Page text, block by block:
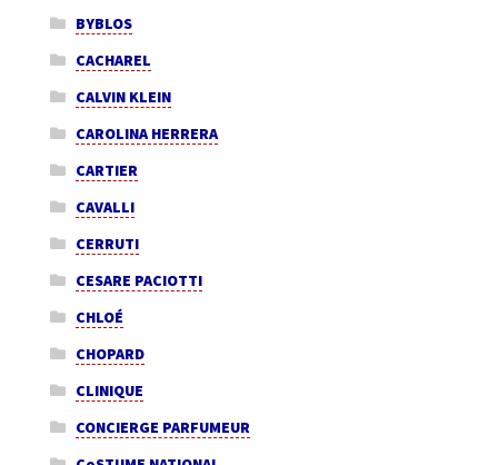
BYBLOS
CACHAREL
CALVIN KLEIN
CAROLINA HERRERA
CARTIER
CAVALLI
CERRUTI
CESARE PACIOTTI
CHLOÉ
CHOPARD
CLINIQUE
CONCIERGE PARFUMEUR